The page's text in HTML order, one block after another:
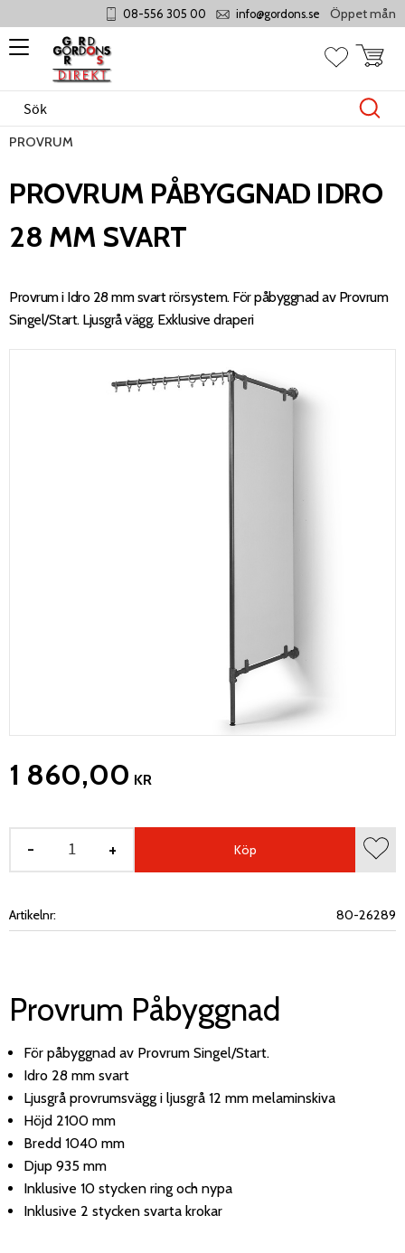
Meny
08-556 305 00 info@gordons.se Öppet måndag -
Favoriter
PROVRUM
PROVRUM PÅBYGGNAD IDRO
28 MM SVART
Provrum i Idro 28 mm svart rörsystem. För påbyggnad av Provrum
Singel/Start. Ljusgrå vägg. Exklusive draperi
1 860,00 KR
+
- Köp
Artikelnr 80-26289
Provrum Påbyggnad
För påbyggnad av Provrum Singel/Start.
Idro 28 mm svart
Ljusgrå provrumsvägg i ljusgrå 12 mm melaminskiva
Höjd 2100 mm
Bredd 1040 mm
Djup 935 mm
Inklusive 10 stycken ring och nypa
Inklusive 2 stycken svarta krokar